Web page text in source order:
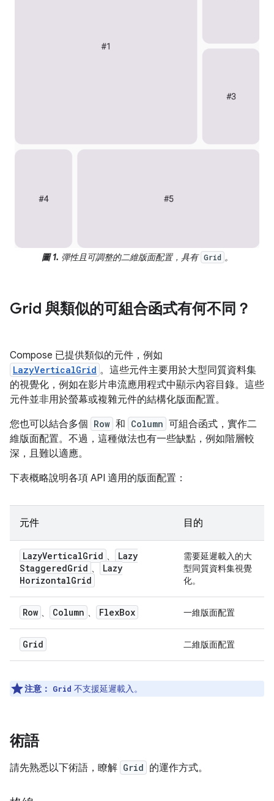
圖 1. 彈性且可調整的二維版面配置，具有 Grid 。
Grid 與類似的可組合函式有何不同？
Compose 已提供類似的元件，例如
LazyVerticalGrid 。這些元件主要用於大型同質資料集
的視覺化，例如在影片串流應用程式中顯示內容目錄。這些
元件並非用於螢幕或複雜元件的結構化版面配置。
您也可以結合多個 Row 和 Column 可組合函式，實作二
維版面配置。不過，這種做法也有一些缺點，例如階層較
深，且難以適應。
下表概略說明各項 API 適用的版面配置：
元件 目的
LazyVerticalGrid 、
Lazy
StaggeredGrid 、
Lazy
HorizontalGrid
需要延遲載入的大
型同質資料集視覺
化。
Row 、 Column 、 FlexBox 一維版面配置
Grid 二維版面配置
注意： Grid 不支援延遲載入。
術語
請先熟悉以下術語，瞭解 Grid 的運作方式。